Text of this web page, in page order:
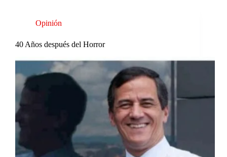
Opinión
40 Años después del Horror